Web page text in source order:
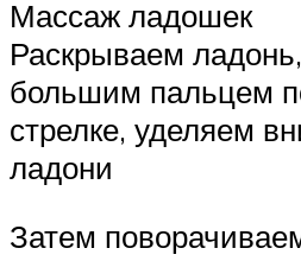
Массаж ладошек
Раскрываем
большим пальцем
стрелке, уделяем
ладони
Затем